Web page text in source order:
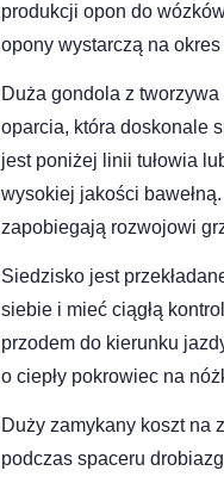
produkcji opon do
opony wystarczą na
Duża gondola z
oparcia, która doskonale
jest poniżej linii tułowia
wysokiej jakości
zapobiegają rozwojowi
Siedzisko jest
siebie i mieć ciągłą
przodem do kierunku
o ciepły pokrowiec na
Duży zamykany koszt na
podczas spaceru